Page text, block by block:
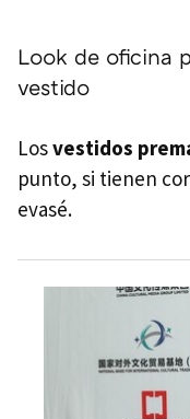
Look de oficina
vestido
Losvestidos
punto, si tienen
evasé.